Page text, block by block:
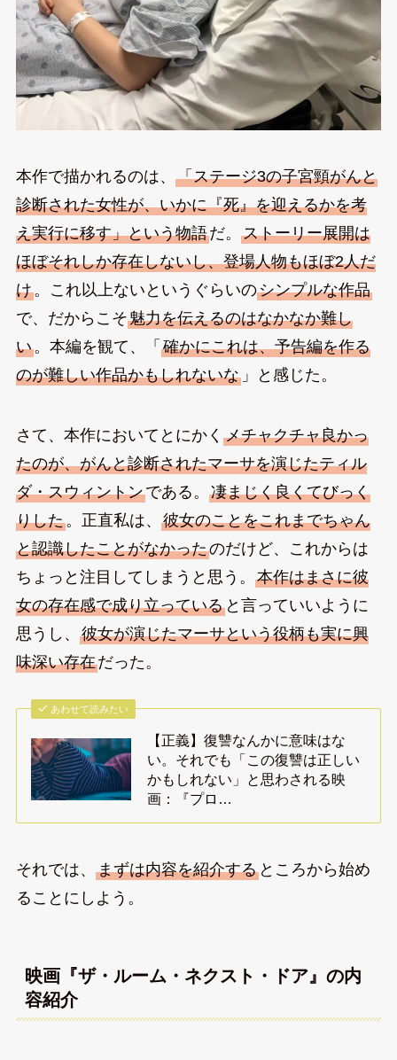
本作で描かれるのは、 「ステージ3の子宮頸がんと
診断された女性が、いかに『死』を迎えるかを考
え実行に移す」という物語だ。 ストーリー展開は
ほぼそれしか存在しないし、登場人物もほぼ2人だ
け。これ以上ないというぐらいのシンプルな作品
で、だからこそ魅力を伝えるのはなかなか難し
い。本編を観て、「 確かにこれは、予告編を作る
のが難しい作品かもしれないな」と感じた。
さて、本作においてとにかく メチャクチャ良かっ
たのが、がんと診断されたマーサを演じたティル
ダ・スウィントンである。 凄まじく良くてびっく
りした。正直私は、 彼女のことをこれまでちゃん
と認識したことがなかったのだけど、これからは
ちょっと注目してしまうと思う。 本作はまさに彼
女の存在感で成り立っていると言っていいように
思うし、 彼女が演じたマーサという役柄も実に興
味深い存在だった。
あわせて読みたい
【正義】復讐なんかに意味はな
い。それでも「この復讐は正しい
かもしれない」と思わされる映
画：『プロ…
それでは、 まずは内容を紹介するところから始め
ることにしよう。
映画『ザ・ルーム・ネクスト・ドア』の内
容紹介